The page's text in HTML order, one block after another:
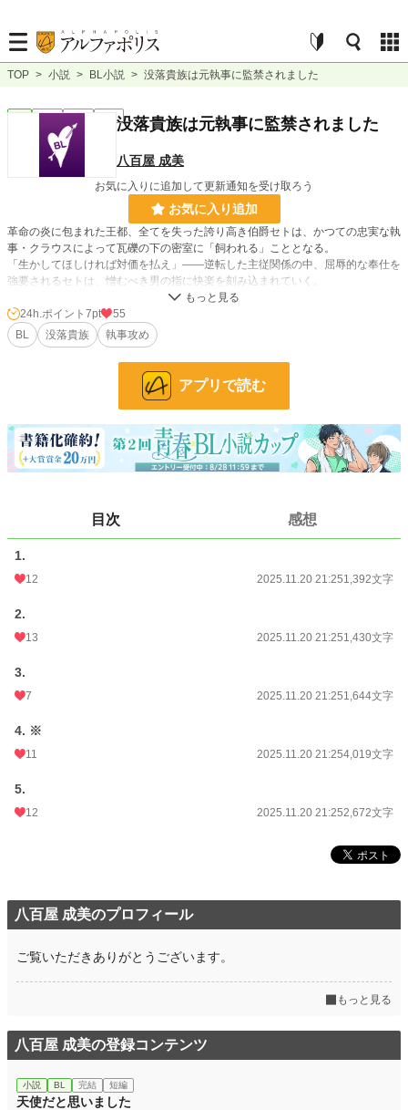
TOP > 小説 > BL小説 > 没落貴族は元執事に監禁されました
完結 短編 没落貴族は元執事に監禁されました
八百屋 成美
お気に入りに追加して更新通知を受け取ろう
お気に入り追加
革命の炎に包まれた王都、全てを失った誇り高き伯爵セトは、かつての忠実な執
事・クラウスによって瓦礫の下の密室に「飼われる」こととなる。
「生かしてほしければ対価を払え」――逆転した主従関係の中、屈辱的な奉仕を
強要されるセトは、憎むべき男の指に快楽を刻み込まれていく。
※はr18です。
10,559 位 / 31,447 件
24h.ポイント 7 pt
2025.11.20 21:25
初回完結日時
週間ポイント
月間ポイント
年間ポイント
累計ポイント
24h.ポイント 7pt
55
BL
没落貴族 執事攻め
アプリで読む
目次 感想
1.
12 2025.11.20 21:251,392文字
2.
13 2025.11.20 21:251,430文字
3.
7 2025.11.20 21:251,644文字
4. ※
11 2025.11.20 21:254,019文字
5.
12 2025.11.20 21:252,672文字
八百屋 成美のプロフィール
ご覧いただきありがとうございます。
もっと見る
八百屋 成美の登録コンテンツ
小説 BL 完結 短編
天使だと思いました